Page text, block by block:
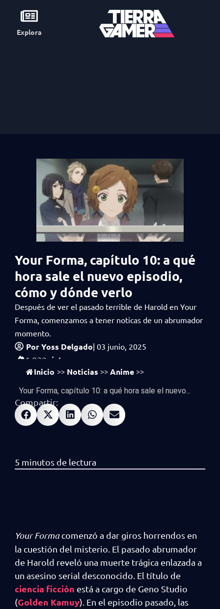
Explora
Your Forma, capítulo 10: a qué
hora sale el nuevo episodio,
cómo y dónde verlo
Después de ver el pasado terrible de Harold en Your
Forma, comenzamos a tener noticas de un abrumador
momento.
PorYoss Delgado| 03 junio, 2025
1,032 vistas
Inicio >> Noticias >> Anime >>
Your Forma, capítulo 10: a qué hora sale el nuevo...
Compartir:
Your Formacomenzó a dar giros horrendos en
la cuestión del misterio. El pasado abrumador
de Harold reveló una muerte trágica enlazada a
un asesino serial desconocido. El título de
ciencia ficción está a cargo de Geno Studio
(Golden Kamuy). En el episodio pasado, las